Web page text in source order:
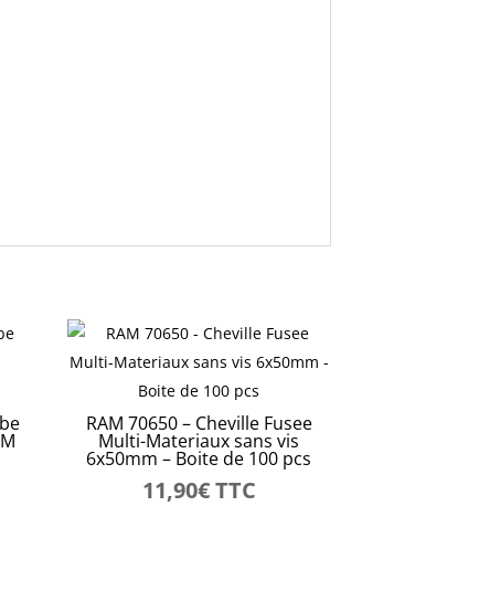
RAM 70650 – Cheville Fusee
Multi-Materiaux sans vis
6x50mm – Boite de 100 pcs
11,90€TTC